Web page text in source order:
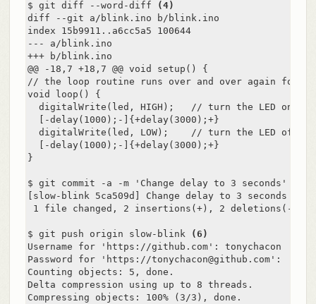
$ git diff --word-diff
(4)
diff --git a/blink.ino b/blink.ino
index 15b9911..a6cc5a5 100644
--- a/blink.ino
+++ b/blink.ino
@@ -18,7 +18,7 @@ void setup() {
// the loop routine runs over and over again
void loop() {
digitalWrite(led, HIGH);   // turn the LED on
[-delay(1000);-]{+delay(3000);+}
digitalWrite(led, LOW);    // turn the LED off
[-delay(1000);-]{+delay(3000);+}
}
$ git commit -a -m 'Change delay to 3 seconds'
[slow-blink 5ca509d] Change delay to 3 seconds
1 file changed, 2 insertions(+), 2 deletions(-)
$ git push origin slow-blink
(6)
Username for 'https://github.com': tonychacon
Password for 'https://tonychacon@github.com':
Counting objects: 5, done.
Delta compression using up to 8 threads.
Compressing objects: 100% (3/3), done.